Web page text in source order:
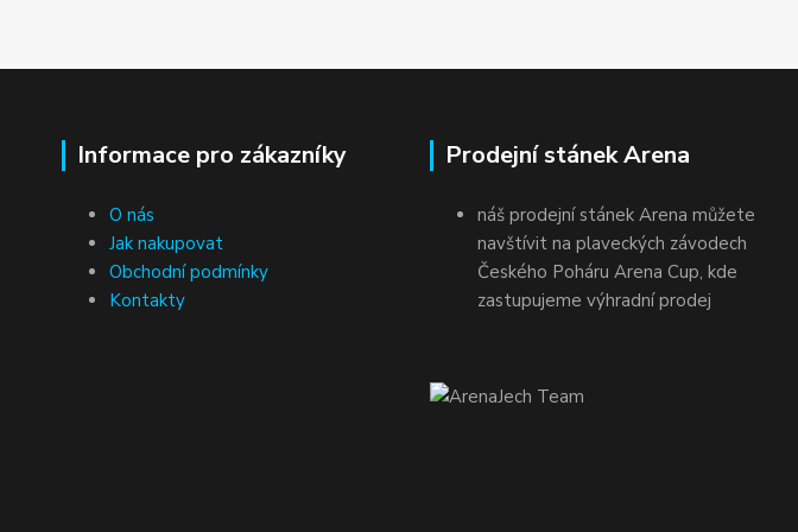
Informace pro zákazníky
O nás
Jak nakupovat
Obchodní podmínky
Kontakty
Prodejní stánek Arena
náš prodejní stánek Arena můžete
navštívit na plaveckých závodech
Českého Poháru Arena Cup, kde
zastupujeme výhradní prodej